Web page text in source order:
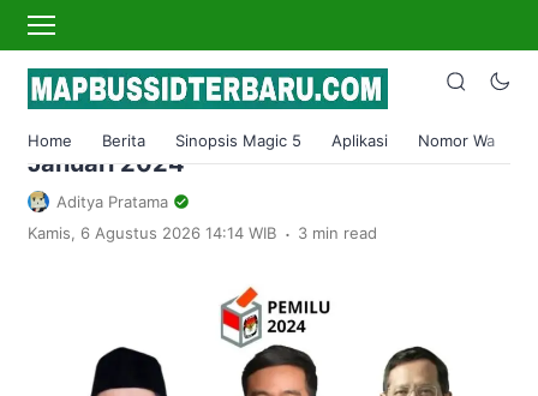
Home Berita Sinopsis Magic 5 Aplikasi Nomor Wa
Home›Kawal Pemilu
Jadwal, Tema dan Link Live Streaming
Debat Capres Cawapres Ke Empat 21
Januari 2024
Aditya Pratama
Kamis, 6 Agustus 2026 14:14 WIB . 3 min read